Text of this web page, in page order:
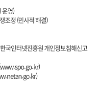
운영)
조정 (민사적 해결)
국인터넷진흥원 개인정보침해신고